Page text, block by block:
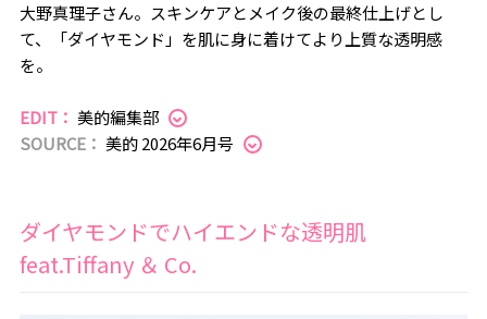
大野真理子さん。スキンケアとメイク後の最終仕上げとし
て、「ダイヤモンド」を肌に身に着けてより上質な透明感
を。
EDIT： 美的編集部
SOURCE： 美的 2026年6月号
ダイヤモンドでハイエンドな透明肌
feat.Tiffany ＆ Co.